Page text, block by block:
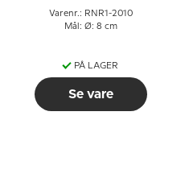
Varenr.: RNR1-2010
Mål: Ø: 8 cm
PÅ LAGER
Se vare